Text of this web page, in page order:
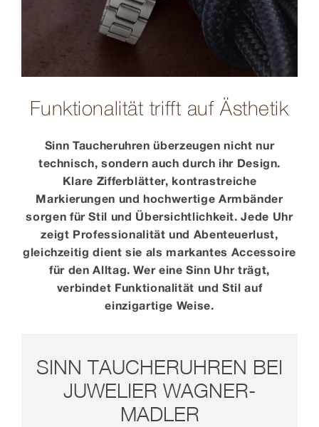
Funktionalität trifft auf Ästhetik
Sinn Taucheruhren überzeugen nicht nur
technisch, sondern auch durch ihr Design.
Klare Zifferblätter, kontrastreiche
Markierungen und hochwertige Armbänder
sorgen für Stil und Übersichtlichkeit. Jede Uhr
zeigt Professionalität und Abenteuerlust,
gleichzeitig dient sie als markantes Accessoire
für den Alltag. Wer eine Sinn Uhr trägt,
verbindet Funktionalität und Stil auf
einzigartige Weise.
SINN TAUCHERUHREN BEI
JUWELIER WAGNER-
MADLER